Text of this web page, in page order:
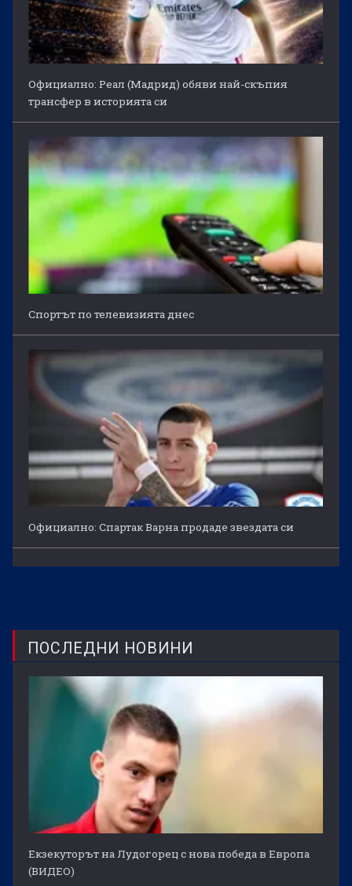
Официално: Реал (Мадрид) обяви най-скъпия
трансфер в историята си
Спортът по телевизията днес
Официално: Спартак Варна продаде звездата си
ПОСЛЕДНИ НОВИНИ
Екзекуторът на Лудогорец с нова победа в Европа
(ВИДЕО)